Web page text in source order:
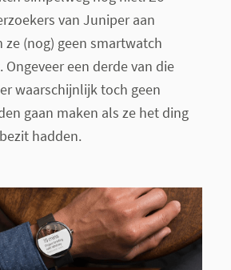
van Juniper aan
ze (nog) geen smartwatch
een derde van die
waarschijnlijk toch geen
gaan maken als ze het ding
hadden.